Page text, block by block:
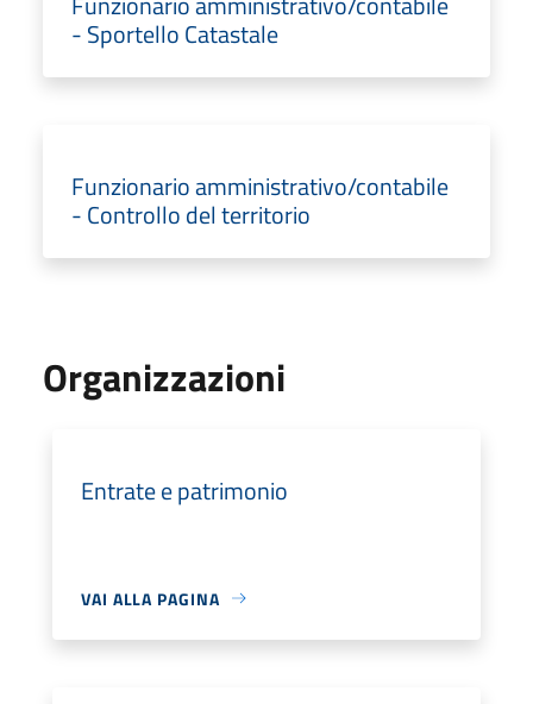
- Sportello Catastale
Funzionario amministrativo/contabile
- Controllo del territorio
Organizzazioni
Entrate e patrimonio
VAI ALLA PAGINA